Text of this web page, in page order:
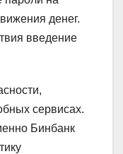
денег.
введение
сервисах.
Бинбанк